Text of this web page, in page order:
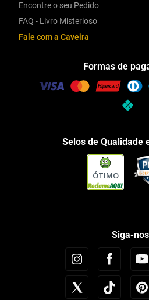
Encontre o seu Pedido
FAQ - Livro Misterioso
Fale com a Caveira
Formas de
Selos de Qualidade
ÓTIMO
Siga-nos